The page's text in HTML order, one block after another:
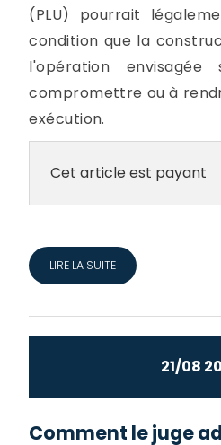
(PLU) pourrait
condition que la
l'opération
compromettre ou à
exécution.
Cet article est payant
LIRE LA SUITE
21/08
Comment le juge